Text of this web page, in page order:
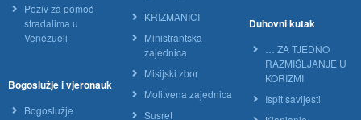
Poziv za pomoć
stradalima u
Venezueli
Bogoslužje i vjeronauk
Bogoslužje
KRIZMANICI
Ministrantska
zajednica
Misijski zbor
Molitvena zajednica
Susret
Duhovni kutak
… ZA TJEDNO
RAZMIŠLJANJE U
KORIZMI
Ispit savijesti